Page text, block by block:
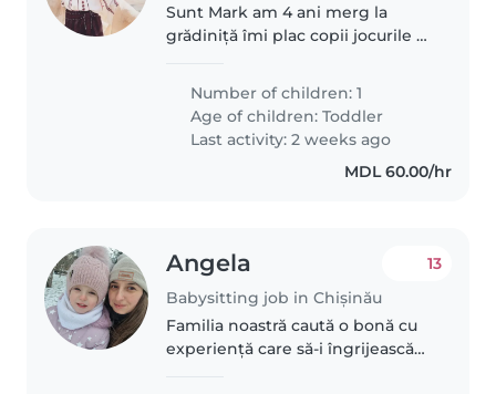
Sunt Mark am 4 ani merg la
grădiniță îmi plac copii jocurile și
Number of children: 1
Age of children:Toddler
Last activity: 2 weeks ago
MDL 60.00/hr
Angela
Babysitting job in Chișinău
13
Familia noastră caută o bonă cu
experiență care să-i îngrijească